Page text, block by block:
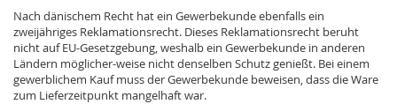
Nach dänischem Recht hat ein Gewerbekunde ebenfalls ein
zweijähriges Reklamationsrecht. Dieses Reklamationsrecht beruht
nicht auf EU-Gesetzgebung, weshalb ein Gewerbekunde in anderen
Ländern möglicher-weise nicht denselben Schutz genießt. Bei einem
gewerblichem Kauf muss der Gewerbekunde beweisen, dass die Ware
zum Lieferzeitpunkt mangelhaft war.